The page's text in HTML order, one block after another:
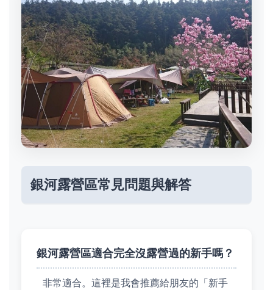
銀河露營區常見問題與解答
銀河露營區適合完全沒露營過的新手嗎？
非常適合。這裡是我會推薦給朋友的「新手